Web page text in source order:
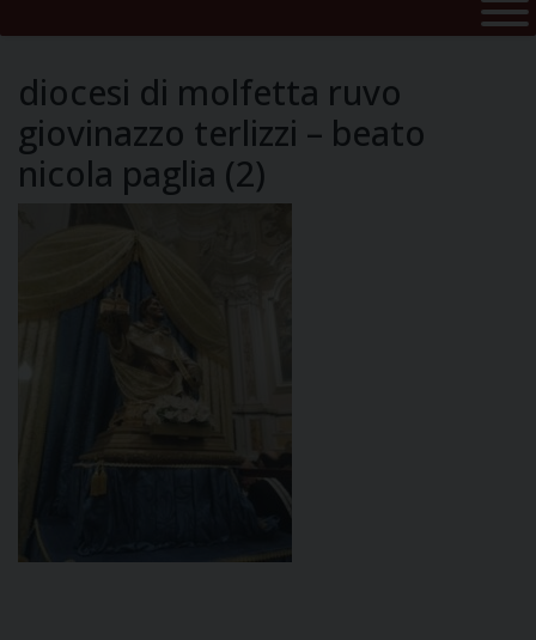
diocesi di molfetta ruvo
giovinazzo terlizzi – beato
nicola paglia (2)